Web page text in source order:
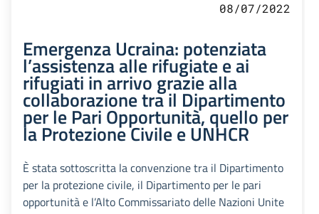
08/07/2022
Emergenza Ucraina: potenziata
l’assistenza alle rifugiate e ai
rifugiati in arrivo grazie alla
collaborazione tra il Dipartimento
per le Pari Opportunità, quello per
la Protezione Civile e UNHCR
È stata sottoscritta la convenzione tra il Dipartimento
per la protezione civile, il Dipartimento per le pari
opportunità e l’Alto Commissariato delle Nazioni Unite